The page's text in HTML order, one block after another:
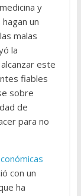
y
un
malas
la
este
fiables
sobre
de
para no
con un
ha